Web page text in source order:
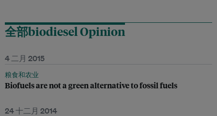
全部biodiesel Opinion
4 二月 2015
粮食和农业
Biofuels are not a green alternative to fossil fuels
24 十二月 2014